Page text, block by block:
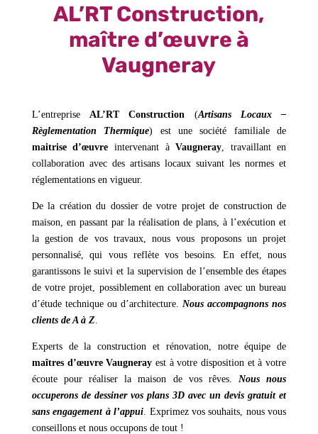
AL’RT Construction,
maître d’œuvre à
Vaugneray
L’entreprise AL’RT Construction (Artisans Locaux –
Règlementation Thermique) est une société familiale de
maitrise d’œuvre intervenant àVaugneray , travaillant en
collaboration avec des artisans locaux suivant les normes et
réglementations en vigueur.
De la création du dossier de votre projet de construction de
maison, en passant par la réalisation de plans, à l’exécution et
la gestion de vos travaux, nous vous proposons un projet
personnalisé, qui vous reflète vos besoins. En effet, nous
garantissons le suivi et la supervision de l’ensemble des étapes
de votre projet, possiblement en collaboration avec un bureau
d’étude technique ou d’architecture. Nous accompagnons nos
clients de A à Z.
Experts de la construction et rénovation, notre équipe de
maîtres d’œuvre Vaugneray est à votre disposition et à votre
écoute pour réaliser la maison de vos rêves. Nous nous
occuperons de dessiner vos plans 3D avec un devis gratuit et
sans engagement à l’appui . Exprimez vos souhaits, nous vous
conseillons et nous occupons de tout !